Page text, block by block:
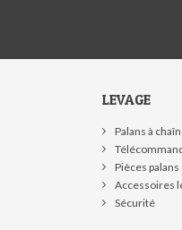
LEVAGE
Palans à
Pièces palans
Accessoires
Sécurité